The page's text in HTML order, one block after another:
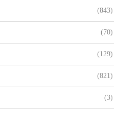
(843)
(70)
(129)
(821)
(3)